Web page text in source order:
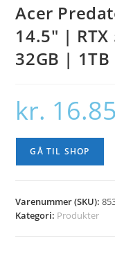
Acer
14.5″ |
32GB | 1TB
kr.
GÅ TIL SHOP
Varenummer (SKU):
Kategori: Produkter